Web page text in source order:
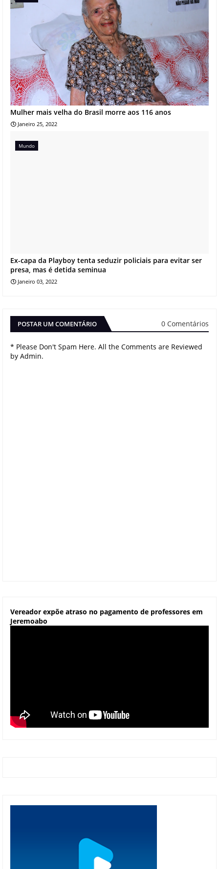
Mulher mais velha do Brasil morre aos 116 anos
Janeiro 25, 2022
Mundo
Ex-capa da Playboy tenta seduzir policiais para evitar ser
presa, mas é detida seminua
Janeiro 03, 2022
POSTAR UM COMENTÁRIO 0 Comentários
* Please Don't Spam Here. All the Comments are Reviewed
by Admin.
Vereador expõe atraso no pagamento de professores em
Jeremoabo